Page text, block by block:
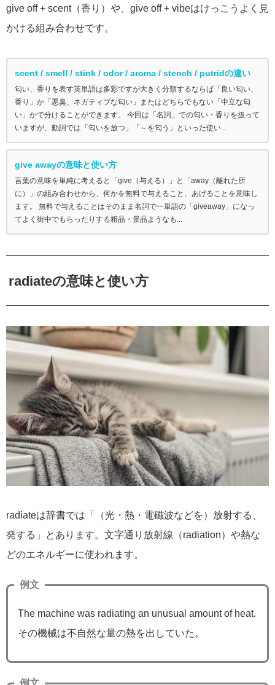
give off + scent（香り）や、give off + vibeはけっこうよく見
かける組み合わせです。
scent / smell / stink / odor / aroma / stench / putridの違い
匂い、香りを表す英単語は多彩ですが大きく分類するならば「良い匂い、
香り」か「悪臭、ネガティブな匂い」またはどちらでもない「中立な匂
い」かで分けることができます。 今回は「名詞」での匂い・香りを扱って
いますが、動詞では「匂いを放つ」「～を匂う」といった使い...
give awayの意味と使い方
言葉の意味を単純に考えると「give（与える）」と「away（離れた所
に）」の組み合わせから、何かを無料で与えること、あげることを意味し
ます。 無料で与えることはそのまま名詞で一単語の「giveaway」になっ
てよく街中でもらったりする粗品・景品ようなも...
radiateの意味と使い方
radiateは辞書では「（光・熱・電磁波などを）放射する、
発する」とあります。文字通り放射線（radiation）や熱な
どのエネルギーに使われます。
例文
The machine was radiating an unusual amount of heat.
その機械は不自然な量の熱を出していた。
例文